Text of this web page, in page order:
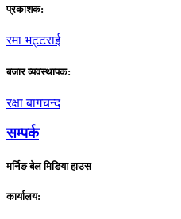
प्रकाशक:
रमा भट्टराई
बजार व्यवस्थापक:
रक्षा बागचन्द
सम्पर्क
मर्निङ बेल मिडिया हाउस
कार्यालय: